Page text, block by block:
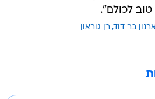
טוב לכולם".
בר דוד רן גוראון